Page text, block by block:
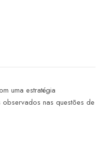
uma estratégia
observados nas questões de